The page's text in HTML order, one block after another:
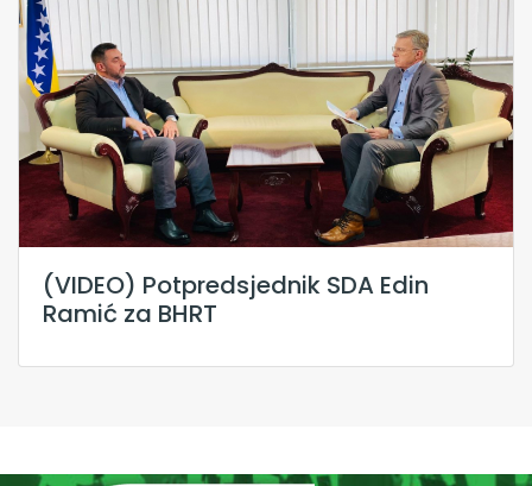
(VIDEO) Potpredsjednik SDA Edin
Ramić za BHRT